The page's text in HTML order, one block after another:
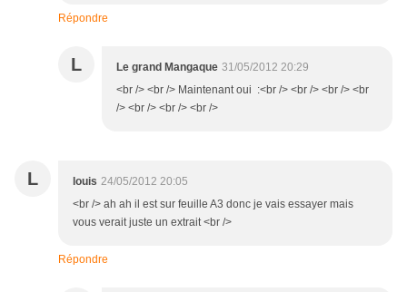
Répondre
L Le grand Mangaque 31/05/2012 20:29
<br /> <br /> Maintenant oui :<br /> <br /> <br /> <br
/> <br /> <br /> <br />
L louis 24/05/2012 20:05
<br /> ah ah il est sur feuille A3 donc je vais essayer mais
vous verait juste un extrait <br />
Répondre